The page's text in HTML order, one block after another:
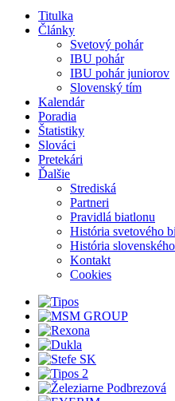
Titulka
Články
Svetový pohár
IBU pohár
IBU pohár juniorov
Slovenský tím
Kalendár
Poradia
Štatistiky
Slováci
Pretekári
Ďalšie
Strediská
Partneri
Pravidlá biatlonu
História svetového
História
Kontakt
Cookies